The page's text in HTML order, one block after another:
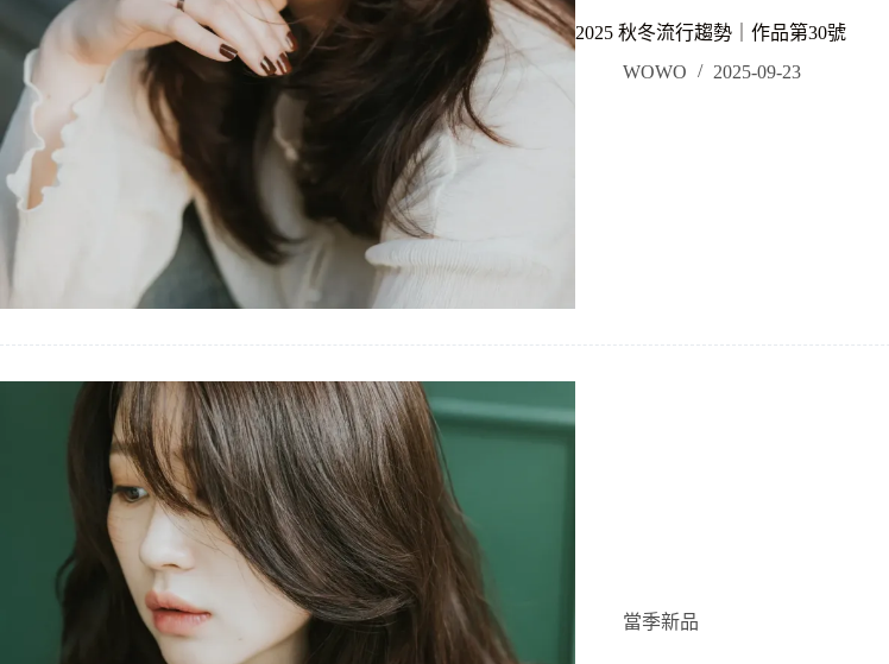
2025 秋冬流行趨勢｜作品第30號
WOWO
2025-09-23
當季新品